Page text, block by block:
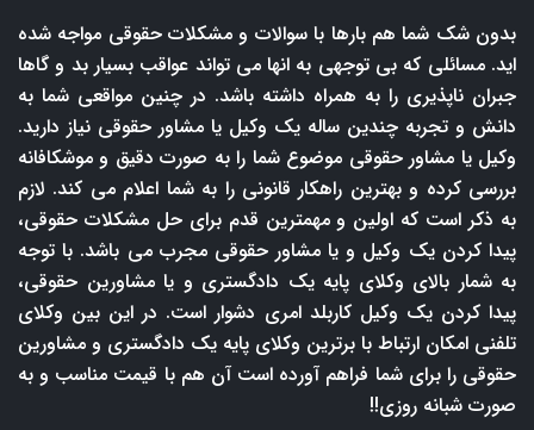
بدون شک شما هم بارها با سوالات و مشکلات حقوقی مواجه شده
اید. مسائلی که بی توجهی به انها می تواند عواقب بسیار بد و گاها
جبران ناپذیری را به همراه داشته باشد. در چنین مواقعی شما به
دانش و تجربه چندین ساله یک وکیل یا مشاور حقوقی نیاز دارید.
وکیل یا مشاور حقوقی موضوع شما را به صورت دقیق و موشکافانه
بررسی کرده و بهترین راهکار قانونی را به شما اعلام می کند. لازم
به ذکر است که اولین و مهمترین قدم برای حل مشکلات حقوقی،
پیدا کردن یک وکیل و یا مشاور حقوقی مجرب می باشد. با توجه
به شمار بالای وکلای پایه یک دادگستری و یا مشاورین حقوقی،
پیدا کردن یک وکیل کاربلد امری دشوار است. در این بین وکلای
تلفنی امکان ارتباط با برترین وکلای پایه یک دادگستری و مشاورین
حقوقی را برای شما فراهم آورده است آن هم با قیمت مناسب و به
صورت شبانه روزی!!